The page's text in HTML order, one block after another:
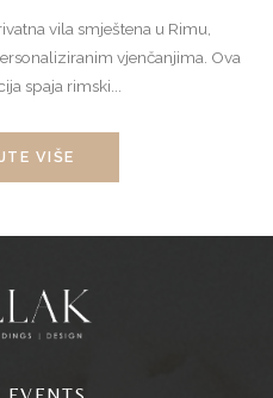
vila smještena u Rimu,
vjenčanjima. Ova
spaja rimski...
VIŠE